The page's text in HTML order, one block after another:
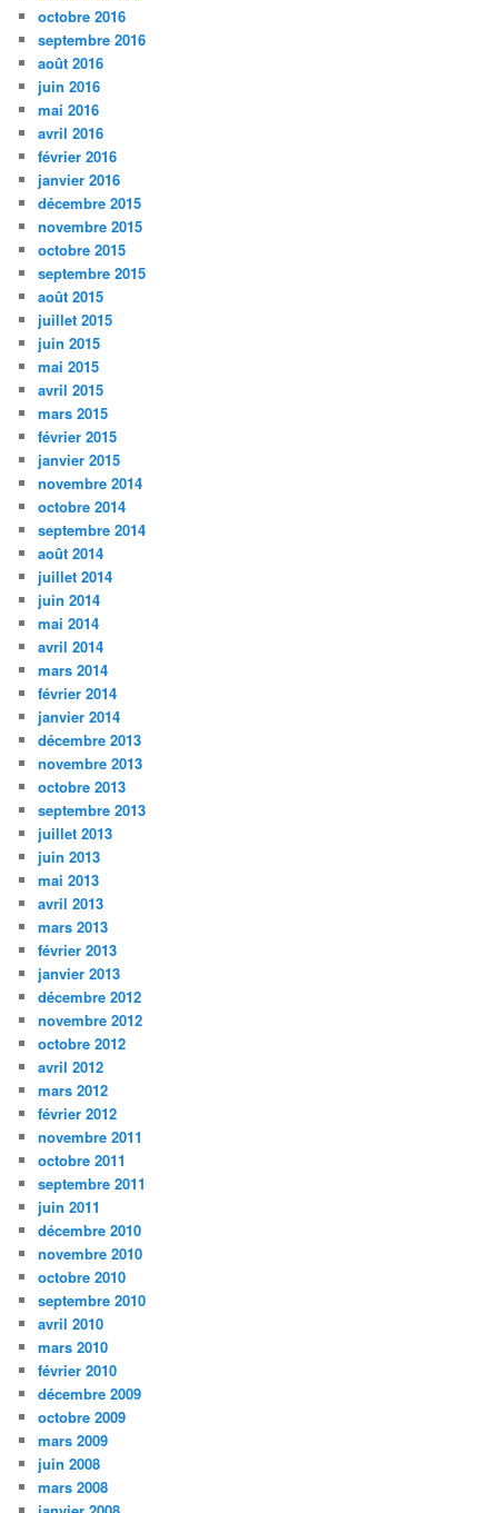
octobre 2016
septembre 2016
août 2016
juin 2016
mai 2016
avril 2016
février 2016
janvier 2016
décembre 2015
novembre 2015
octobre 2015
septembre 2015
août 2015
juillet 2015
juin 2015
mai 2015
avril 2015
mars 2015
février 2015
janvier 2015
novembre 2014
octobre 2014
septembre 2014
août 2014
juillet 2014
juin 2014
mai 2014
avril 2014
mars 2014
février 2014
janvier 2014
décembre 2013
novembre 2013
octobre 2013
septembre 2013
juillet 2013
juin 2013
mai 2013
avril 2013
mars 2013
février 2013
janvier 2013
décembre 2012
novembre 2012
octobre 2012
avril 2012
mars 2012
février 2012
novembre 2011
octobre 2011
septembre 2011
juin 2011
décembre 2010
novembre 2010
octobre 2010
septembre 2010
avril 2010
mars 2010
février 2010
décembre 2009
octobre 2009
mars 2009
juin 2008
mars 2008